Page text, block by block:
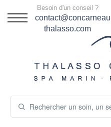
DESTINATION
SÉJOURS THALASSO
Besoin d'un conseil ?
thalasso.com